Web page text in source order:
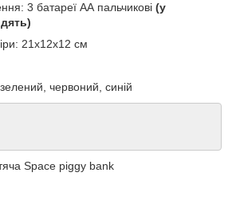
3 батареї АА пальчикові (у
21х12х12 см
червоний, синій
Space piggy bank